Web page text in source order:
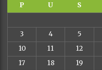
P
U S
3
4 5
10
11 12
17
18 19